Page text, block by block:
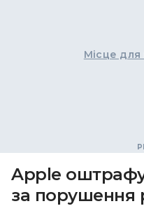
Місце
Apple
за порушення